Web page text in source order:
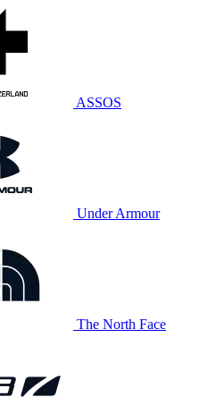
ASSOS
Under Armour
The North Face